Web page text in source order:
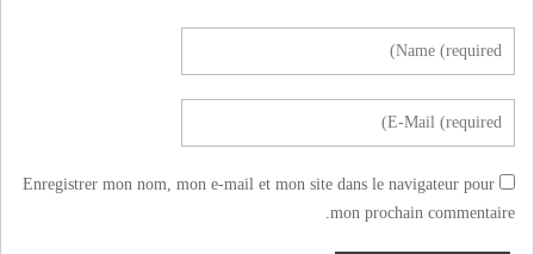
Enregistrer mon nom, mon e-mail et mon site dans le navigateur pour
mon prochain commentaire.